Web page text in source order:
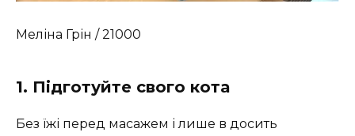
Меліна Грін / 21000
1. Підготуйте свого кота
Без їжі перед масажем і лише в досить